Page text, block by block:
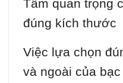
Tầm quan trọng
đúng kích thước
Việc lựa chọn
và ngoài của